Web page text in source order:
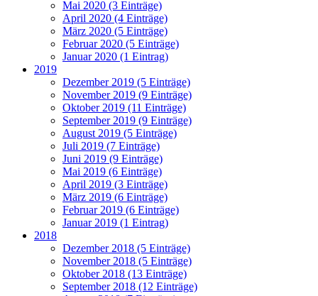
Mai 2020 (3 Einträge)
April 2020 (4 Einträge)
März 2020 (5 Einträge)
Februar 2020 (5 Einträge)
Januar 2020 (1 Eintrag)
2019
Dezember 2019 (5 Einträge)
November 2019 (9 Einträge)
Oktober 2019 (11 Einträge)
September 2019 (9 Einträge)
August 2019 (5 Einträge)
Juli 2019 (7 Einträge)
Juni 2019 (9 Einträge)
Mai 2019 (6 Einträge)
April 2019 (3 Einträge)
März 2019 (6 Einträge)
Februar 2019 (6 Einträge)
Januar 2019 (1 Eintrag)
2018
Dezember 2018 (5 Einträge)
November 2018 (5 Einträge)
Oktober 2018 (13 Einträge)
September 2018 (12 Einträge)